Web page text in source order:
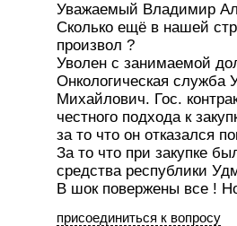
Уважаемый Владимир
Сколько ещё в нашей
произвол ?
Уволен с занимаемой
Онкологическая
Михайлович. Гос.
честного подхода к
за то что он отказался
За то что при закупке
средства республики
В шок повержены все !
присоединиться к вопросу